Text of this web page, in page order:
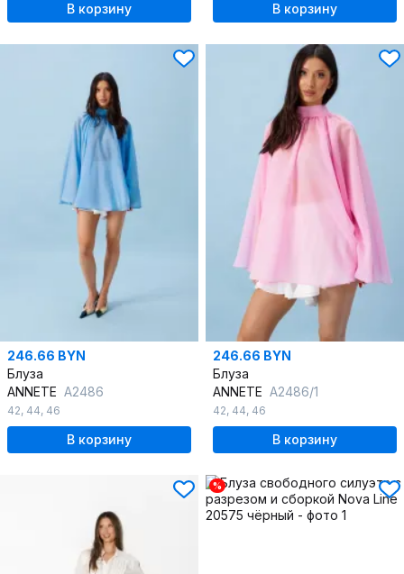
В корзину В корзину
246.66 BYN
Блуза
ANNETE A2486
42, 44, 46
В корзину
246.66 BYN
Блуза
ANNETE A2486/1
42, 44, 46
В корзину
%